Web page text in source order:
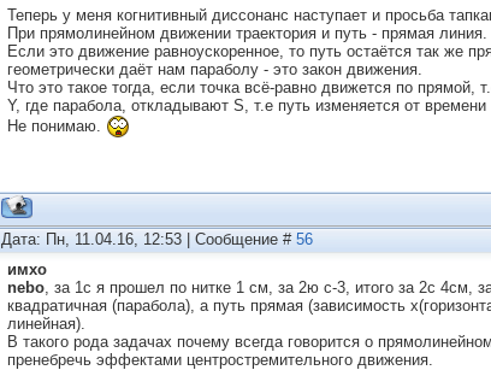
Теперь у меня когнитивный диссонанс наступает и просьба
При прямолинейном движении траектория и путь - прямая линия.
Если это движение равноускоренное, то путь остаётся так же
геометрически даёт нам параболу - это закон движения.
Что это такое тогда, если точка всё-равно движется по
Y, где парабола, откладывают S, т.е путь изменяется от времени
Не понимаю.
Дата: Пн, 11.04.16, 12:53 | Сообщение # 56
имхо
nebo, за 1с я прошел по нитке 1 см, за 2ю с-3, итого за 2с 4см,
квадратичная (парабола), а путь прямая (зависимость
линейная).
В такого рода задачах почему всегда говорится о
пренебречь эффектами центростремительного движения.